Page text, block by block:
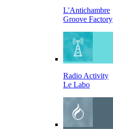
L'Antichambre
Groove Factory
Radio Activity
Le Labo